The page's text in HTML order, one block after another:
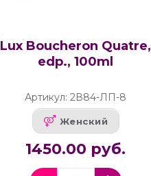
Lux Boucheron Quatre,
edp., 100ml
Артикул: 2В84-ЛП-8
Женский
1450.00 руб.